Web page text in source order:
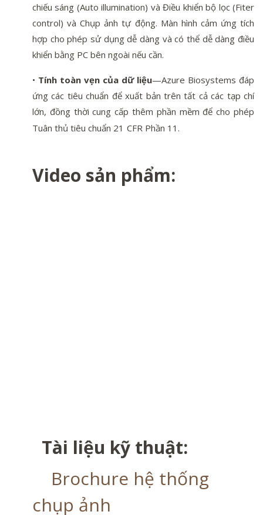
chiếu sáng (Auto illumination) và Điều khiển bộ lọc (Fiter
control) và Chụp ảnh tự động. Màn hình cảm ứng tích
hợp cho phép sử dụng dễ dàng và có thể dễ dàng điều
khiển bằng PC bên ngoài nếu cần.
• Tính toàn vẹn của dữ liệu—Azure Biosystems đáp
ứng các tiêu chuẩn để xuất bản trên tất cả các tạp chí
lớn, đồng thời cung cấp thêm phần mềm để cho phép
Tuân thủ tiêu chuẩn 21 CFR Phần 11.
Video sản phẩm:
Tài liệu kỹ thuật:
Brochure hệ thống
chụp ảnh